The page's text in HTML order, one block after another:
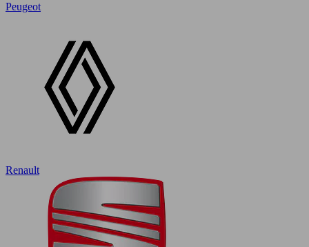
Peugeot
Renault